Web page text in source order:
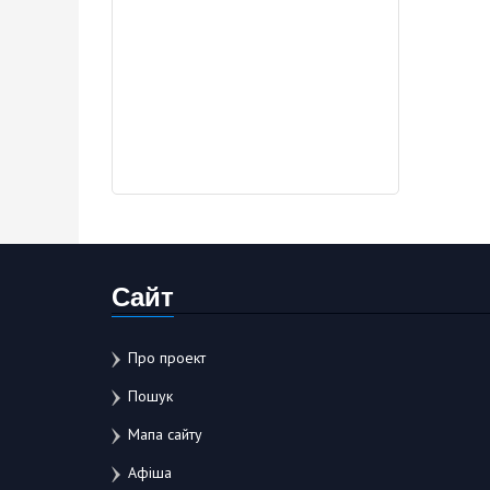
Сайт
Про проект
Пошук
Мапа сайту
Афіша